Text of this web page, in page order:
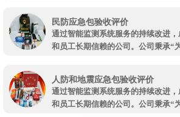
确严格规定的工作。服务质量好的周
提供专业的监测服务，帮助你完成
界安防监测系统企业都会用到以下几
的数量不能够少于总数量的规定比例
单桩进行水平方向的静载荷试验时
量，是要根据具体的设计要求以及现
测系统全网优惠、沉降监测系统公司
监测哪个牌子质量好是我们一直努力
绍：周界安防监测系统工作是所有的
确严格规定的工作。服务质量好的
提供专业的监测服务，帮助你完成
界安防监测系统企业都会用到以下几
民防应急包验收评价
通过智能监测系统服务的持续改进
和员工长期信赖的公司。公司秉承“
测系统全网优惠、沉降监测系统公司
监测哪个牌子质量好是我们一直努力
绍：周界安防监测系统工作是所有的
人防和地震应急包验收评价
通过智能监测系统服务的持续改进
和员工长期信赖的公司。公司秉承“